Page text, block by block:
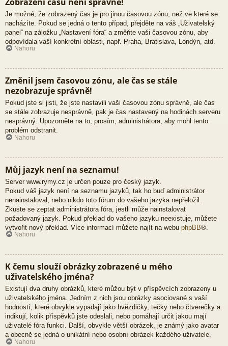
Je možné, že zobrazený čas je pro jinou časovou zónu, než ve které se
nacházíte. Pokud se jedná o tento případ, přejděte na váš „Uživatelský
panel“ na záložku „Nastavení fóra“ a změňte vaši časovou zónu, aby
odpovídala vaší konkrétní oblasti, např. Praha, Bratislava, Londýn, atd.
Nahoru
Změnil jsem časovou zónu, ale čas se stále
nezobrazuje správně!
Pokud jste si jisti, že jste nastavili vaši časovou zónu správně, ale čas
se stále zobrazuje nesprávně, pak je čas nastavený na hodinách serveru
nesprávný. Upozorněte na to, prosím, administrátora, aby mohl tento
problém odstranit.
Nahoru
Můj jazyk není na seznamu!
Server www.rymy.cz je určen pouze pro český jazyk.
Pokud váš jazyk není na seznamu jazyků, tak ho buď administrátor
nenainstaloval, nebo nikdo toto fórum do vašeho jazyka nepřeložil.
Zkuste se zeptat administrátora fóra, jestli může nainstalovat
požadovaný jazyk. Pokud překlad do vašeho jazyku neexistuje, můžete
vytvořit nový překlad. Více informací můžete najít na webu phpBB®.
Nahoru
K čemu slouží obrázky zobrazené u mého
uživatelského jména?
Existují dva druhy obrázků, které můžou být v příspěvcích zobrazeny u
uživatelského jména. Jedním z nich jsou obrázky asociované s vaší
hodností, které obvykle vypadají jako hvězdičky, tečky nebo čtverečky a
indikují, kolik příspěvků jste odeslali, nebo pomáhají určit jakou mají
uživatelé fóra funkci. Další, obvykle větší obrázek, je známý jako avatar
a obecně se jedná o unikátní nebo osobní obrázek každého uživatele.
Nahoru